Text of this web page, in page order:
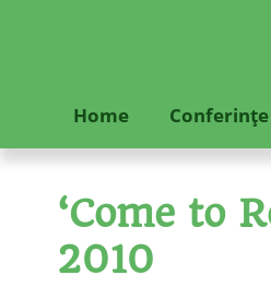
Home
‘Come to
2010